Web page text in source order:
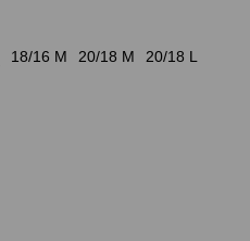
18/16 M 20/18 M
20/18 L